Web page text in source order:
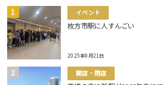
イベント
枚方市駅に人すんごい
2025年9月21日
開店・閉店